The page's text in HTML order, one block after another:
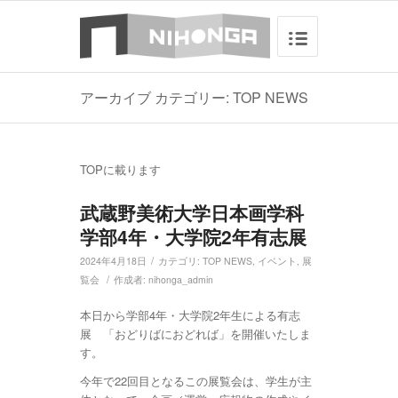
アーカイブ カテゴリー: TOP NEWS
TOPに載ります
武蔵野美術大学日本画学科
学部4年・大学院2年有志展
2024年4月18日 / カテゴリ: TOP NEWS, イベント , 展
覧会 / 作成者: nihonga_admin
本日から学部4年・大学院2年生による有志
展 「おどりばにおどれば」を開催いたしま
す。
今年で22回目となるこの展覧会は、学生が主